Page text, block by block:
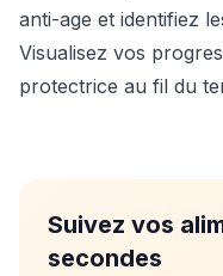
anti-age et identifiez
Visualisez vos
protectrice au fil du
Suivez vos
secondes